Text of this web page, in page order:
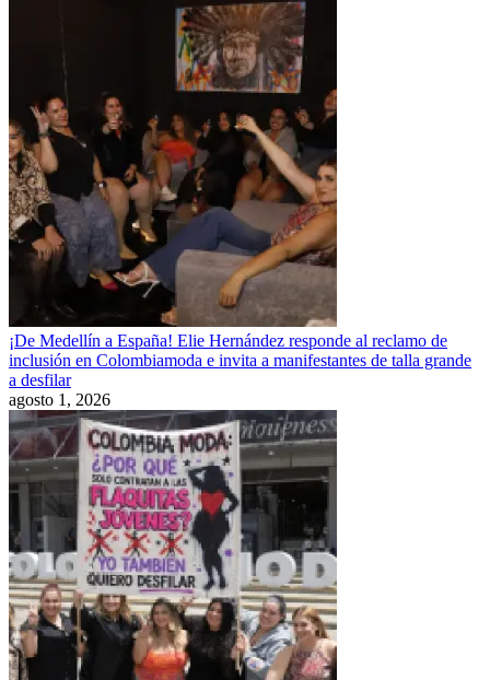
¡De Medellín a España! Elie Hernández responde al reclamo de
inclusión en Colombiamoda e invita a manifestantes de talla grande
a desfilar
agosto 1, 2026